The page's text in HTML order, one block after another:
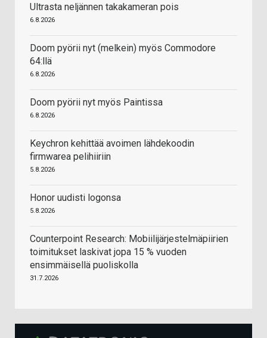
Ultrasta neljännen takakameran pois
6.8.2026
Doom pyörii nyt (melkein) myös Commodore
64:llä
6.8.2026
Doom pyörii nyt myös Paintissa
6.8.2026
Keychron kehittää avoimen lähdekoodin
firmwarea pelihiiriin
5.8.2026
Honor uudisti logonsa
5.8.2026
Counterpoint Research: Mobiilijärjestelmäpiirien
toimitukset laskivat jopa 15 % vuoden
ensimmäisellä puoliskolla
31.7.2026